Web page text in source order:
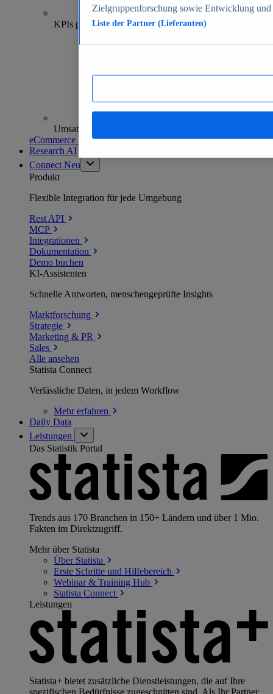
70+
KPIs pro Shop
Umsatzanalysen und -prognosen
eCommerce Insights entdecken
Research AI
Connect Neu
Produkt
Flexible Integration für jede Umgebung
Rest API
MCP
Integrationen
Dokumentation
Demo buchen
KI-Assistenten
Schnelle Antworten, menschengeprüfte Insights
Marktforschung
Strategie
Marketing & PR
Sales
Alle ansehen
Statista Connect
Verlässliche Daten, in jedem Workflow
Mehrerfahren
Daily Data
Leistungen
Das Statistik Portal
Trends aus 170 Branchen in 150+ Ländern und über 1 Mio.
Fakten im Direktzugriff.
Mehr über Statista
Über Statista
Erste Schritte und Hilfebereich
Webinar & Training Hub
Statista Connect
Leistungen
Statista+ bietet zusätzliche Dienstleistungen, die auf Ihre
spezifischen Bedürfnisse zugeschnitten sind. Als Ihr Partner
Zielgruppenforschung sowie Entwicklung
Liste der Partner (Lieferanten)